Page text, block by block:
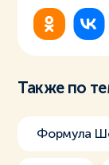
Также по
Формула